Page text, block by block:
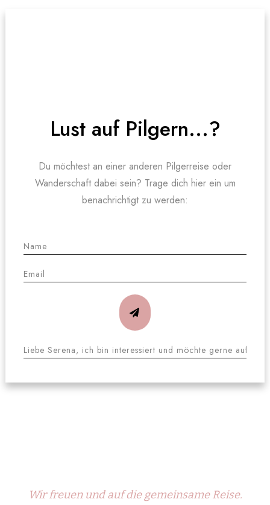
Lust auf Pilgern...?
Du möchtest an einer anderen Pilgerreise oder
Wanderschaft dabei sein? Trage dich hier ein um
benachrichtigt zu werden:
Wir freuen und auf die gemeinsame Reise.